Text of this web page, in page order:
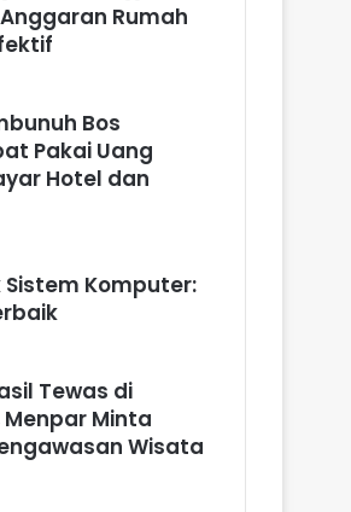
Rumah
Bos
Pakai Uang
Hotel dan
Sistem Komputer:
Tewas di
Menpar Minta
Wisata